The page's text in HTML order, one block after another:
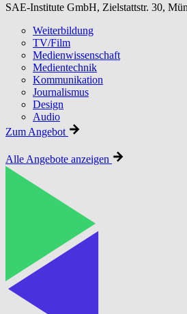
SAE-Institute GmbH, Zielstattstr. 30,
Weiterbildung
TV/Film
Medienwissenschaft
Medientechnik
Kommunikation
Journalismus
Design
Audio
Zum Angebot
Alle Angebote anzeigen